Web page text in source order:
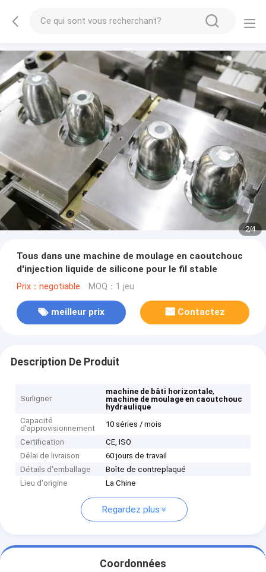
2/4
Tous dans une machine de moulage en caoutchouc
d'injection liquide de silicone pour le fil stable
Prix：negotiable MOQ：1 jeu
meilleur prix Contactez
Description De Produit
Surligner
machine de bâti horizontale,
machine de moulage en caoutchouc
hydraulique
Capacité
d'approvisionnement
10 séries / mois
Certification
CE, ISO
Délai de livraison
60 jours de travail
Détails d'emballage
Boîte de contreplaqué
Lieu d'origine
La Chine
Regardez plus
Coordonnées